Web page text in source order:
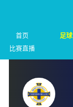
首页 足球
比赛直播